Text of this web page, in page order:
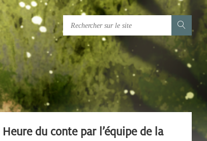
Heure du conte par l’équipe de la